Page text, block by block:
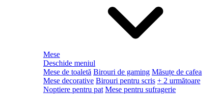
Mese
Deschide meniul
Mese de toaletă Birouri de gaming Măsuțe de cafea
Mese decorative Birouri pentru scris + 2 următoare
Noptiere pentru pat Mese pentru sufragerie